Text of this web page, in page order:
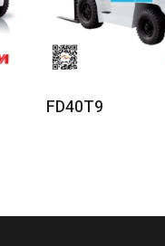
Read More
FD40T9